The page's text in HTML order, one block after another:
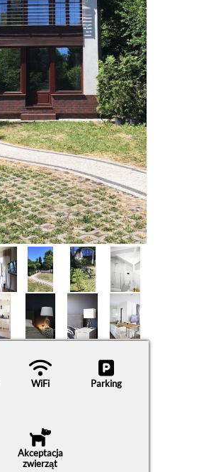
WiFi Parking
Akceptacja
zwierząt